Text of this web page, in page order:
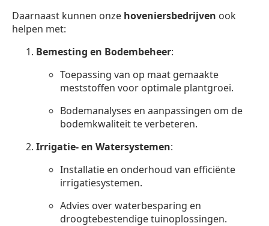
Daarnaast kunnen onze hoveniersbedrijven ook
helpen met:
Bemesting en Bodembeheer:
Toepassing van op maat gemaakte
meststoffen voor optimale plantgroei.
Bodemanalyses en aanpassingen om de
bodemkwaliteit te verbeteren.
Irrigatie- en Watersystemen:
Installatie en onderhoud van efficiënte
irrigatiesystemen.
Advies over waterbesparing en
droogtebestendige tuinoplossingen.